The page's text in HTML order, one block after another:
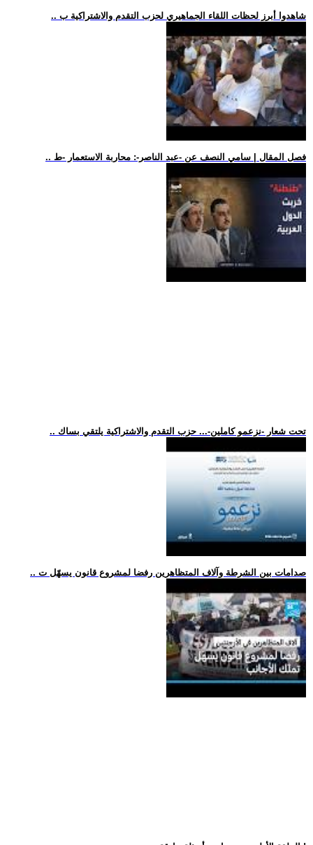
.. شاهدوا أبرز لحظات اللقاء الجماهيري لحزب التقدم والاشتراكية ب
.. فصل المقال | سامي النصف عن -عبد الناصر-: محاربة الاستعمار -ط
.. تحت شعار -نزعمو كاملين-... حزب التقدم والاشتراكية يلتقي بساك
.. صدامات بين الشرطة وآلاف المتظاهرين رفضا لمشروع قانون يسهّل ت